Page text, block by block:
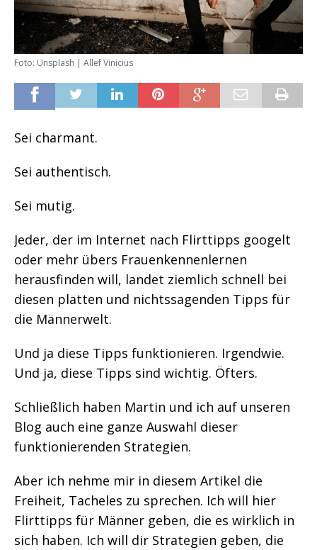
Foto: Unsplash | Allef Vinicius
Sei charmant.
Sei authentisch.
Sei mutig.
Jeder, der im Internet nach Flirttipps googelt
oder mehr übers Frauenkennenlernen
herausfinden will, landet ziemlich schnell bei
diesen platten und nichtssagenden Tipps für
die Männerwelt.
Und ja diese Tipps funktionieren. Irgendwie.
Und ja, diese Tipps sind wichtig. Öfters.
Schließlich haben Martin und ich auf unseren
Blog auch eine ganze Auswahl dieser
funktionierenden Strategien.
Aber ich nehme mir in diesem Artikel die
Freiheit, Tacheles zu sprechen. Ich will hier
Flirttipps für Männer geben, die es wirklich in
sich haben. Ich will dir Strategien geben, die